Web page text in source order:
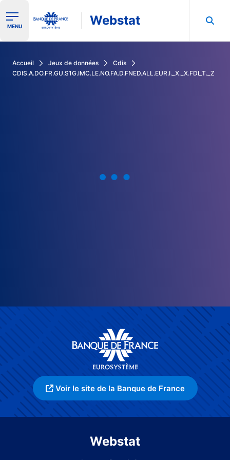
Ouvrir le menu de navigation
MENU Webstat
Accueil Jeux de données
Cdis
CDIS.A.DO.FR.GU.S1G.IMC.LE.NO.FA.D.FNED.ALL.EUR.I._X._X.FDI_T._Z
Voir le site de la Banque de France
Webstat